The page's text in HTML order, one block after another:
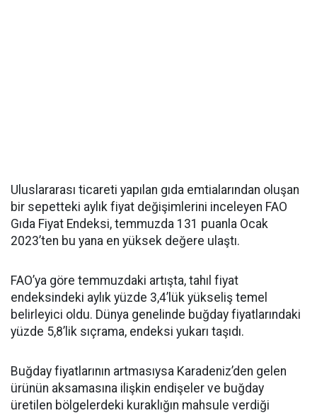
Uluslararası ticareti yapılan gıda emtialarından oluşan
bir sepetteki aylık fiyat değişimlerini inceleyen FAO
Gıda Fiyat Endeksi, temmuzda 131 puanla Ocak
2023’ten bu yana en yüksek değere ulaştı.
FAO’ya göre temmuzdaki artışta, tahıl fiyat
endeksindeki aylık yüzde 3,4’lük yükseliş temel
belirleyici oldu. Dünya genelinde buğday fiyatlarındaki
yüzde 5,8’lik sıçrama, endeksi yukarı taşıdı.
Buğday fiyatlarının artmasıysa Karadeniz’den gelen
ürünün aksamasına ilişkin endişeler ve buğday
üretilen bölgelerdeki kuraklığın mahsule verdiği